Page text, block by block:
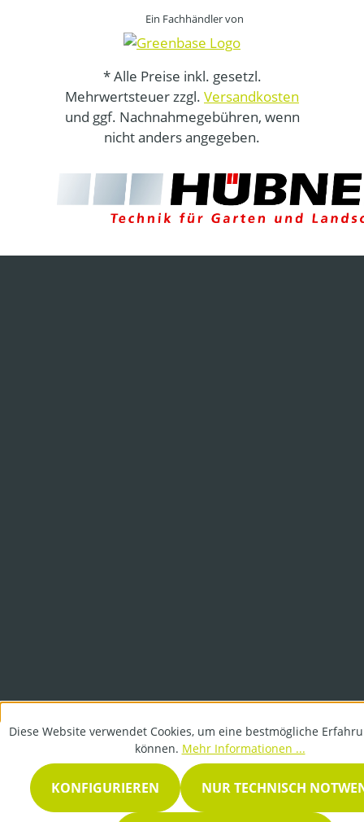
Ein Fachhändler von
* Alle Preise inkl. gesetzl.
Mehrwertsteuer zzgl. Versandkosten
und ggf. Nachnahmegebühren, wenn
nicht anders angegeben.
Diese Website verwendet Cookies, um eine bestmögliche
können. Mehr Informationen ...
NUR TECHNISCH
KONFIGURIEREN